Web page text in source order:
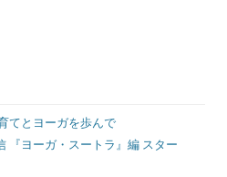
てとヨーガを歩んで
『ヨーガ・スートラ』編 スター